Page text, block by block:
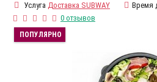
Услуга Доставка SUBWAY Время
0 отзывов
ПОПУЛЯРНО